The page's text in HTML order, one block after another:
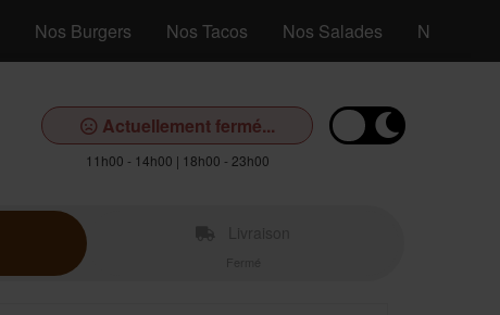
Nos Burgers Nos Tacos Nos Salades Nos
Actuellement fermé...
11h00 - 14h00 | 18h00 - 23h00